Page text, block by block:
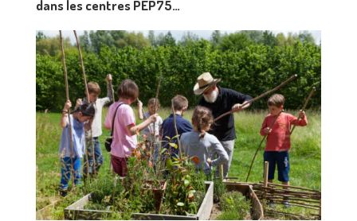
dans les centres PEP75…